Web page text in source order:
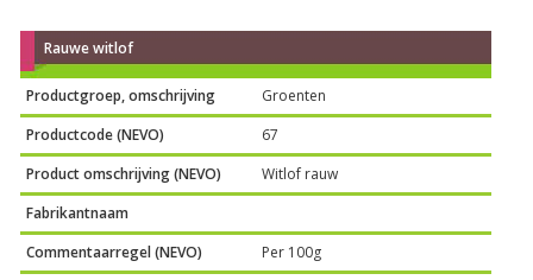
Rauwe witlof
Productgroep, omschrijving
Groenten
Productcode (NEVO)
67
Product omschrijving (NEVO)
Witlof rauw
Fabrikantnaam
Commentaarregel (NEVO)
Per 100g